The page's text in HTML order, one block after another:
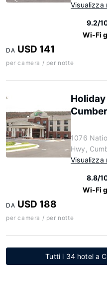
Visualizza
9.2/
Wi-Fi
DA USD 141
per camera / per notte
1076
Hwy,
Visualizza
8.8/
Wi-Fi
DA USD 188
per camera / per notte
Tutti i 34 hotel a